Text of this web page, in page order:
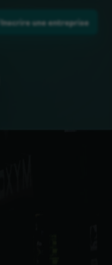
Inscrire une entreprise